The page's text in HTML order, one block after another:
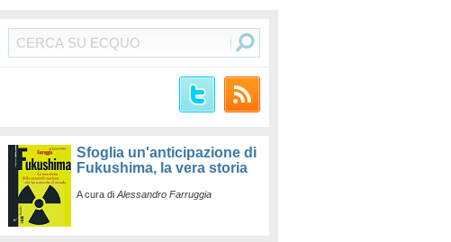
Sfoglia un'anticipazione di
Fukushima, la vera storia
A cura di Alessandro Farruggia